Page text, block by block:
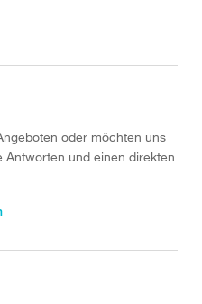
oder möchten uns
Antworten und einen direkten